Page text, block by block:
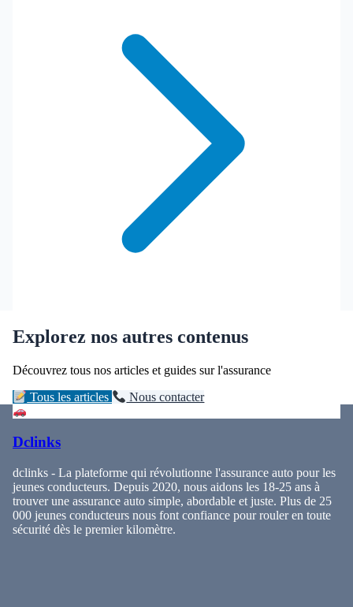
Explorez nos autres contenus
Découvrez tous nos articles et guides sur l'assurance
Tous les articles Nous contacter
Dclinks
dclinks - La plateforme qui révolutionne l'assurance auto pour les
jeunes conducteurs. Depuis 2020, nous aidons les 18-25 ans à
trouver une assurance auto simple, abordable et juste. Plus de 25
000 jeunes conducteurs nous font confiance pour rouler en toute
sécurité dès le premier kilomètre.